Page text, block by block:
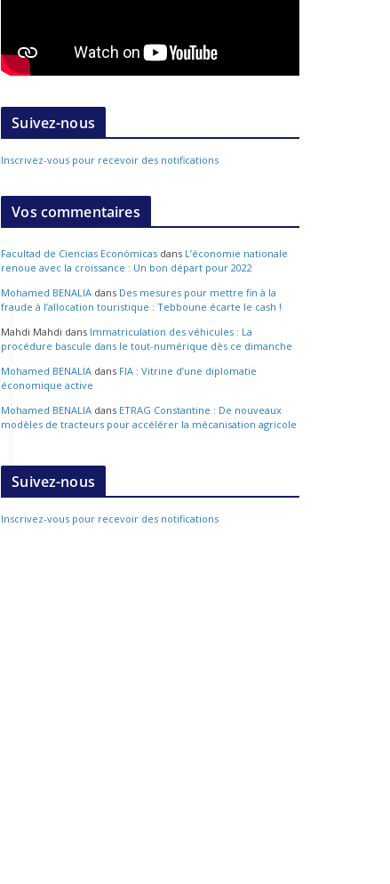
Suivez-nous
Inscrivez-vous pour recevoir des notifications
Vos commentaires
Facultad de Ciencias Económicas dans L’économie nationale
renoue avec la croissance : Un bon départ pour 2022
Mohamed BENALIA dans Des mesures pour mettre fin à la
fraude à l’allocation touristique : Tebboune écarte le cash !
Mahdi Mahdi dans Immatriculation des véhicules : La
procédure bascule dans le tout-numérique dès ce dimanche
Mohamed BENALIA dans FIA : Vitrine d’une diplomatie
économique active
Mohamed BENALIA dans ETRAG Constantine : De nouveaux
modèles de tracteurs pour accélérer la mécanisation agricole
Suivez-nous
Inscrivez-vous pour recevoir des notifications